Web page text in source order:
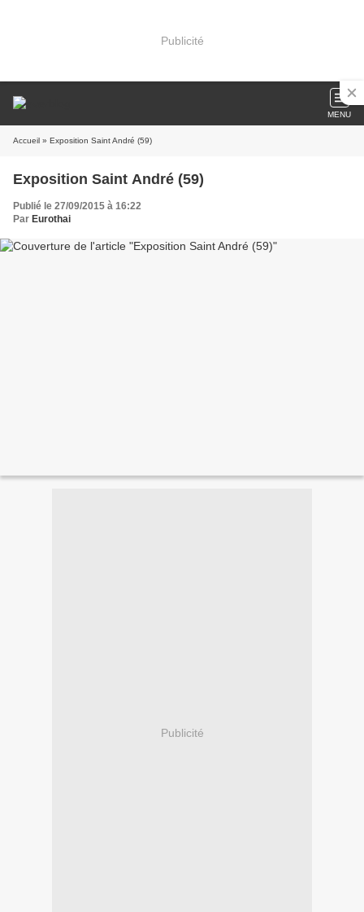
Publicité
MENU
Accueil » Exposition Saint André (59)
Exposition Saint André (59)
Publié le 27/09/2015 à 16:22
Par Eurothai
Publicité